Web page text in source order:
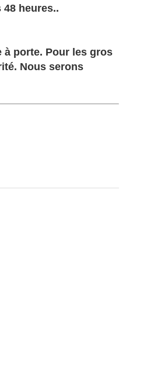
heures..
à porte. Pour les gros
. Nous serons